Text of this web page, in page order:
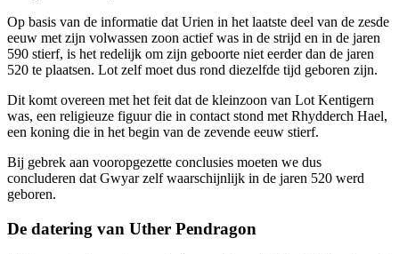
Op basis van de informatie dat Urien in het laatste deel van de zesde
eeuw met zijn volwassen zoon actief was in de strijd en in de jaren
590 stierf, is het redelijk om zijn geboorte niet eerder dan de jaren
520 te plaatsen. Lot zelf moet dus rond diezelfde tijd geboren zijn.
Dit komt overeen met het feit dat de kleinzoon van Lot Kentigern
was, een religieuze figuur die in contact stond met Rhydderch Hael,
een koning die in het begin van de zevende eeuw stierf.
Bij gebrek aan vooropgezette conclusies moeten we dus
concluderen dat Gwyar zelf waarschijnlijk in de jaren 520 werd
geboren.
De datering van Uther Pendragon